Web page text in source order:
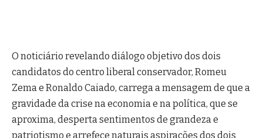
O noticiário revelando diálogo objetivo dos dois
candidatos do centro liberal conservador, Romeu
Zema e Ronaldo Caiado, carrega a mensagem de que a
gravidade da crise na economia e na política, que se
aproxima, desperta sentimentos de grandeza e
patriotismo e arrefece naturais aspirações dos dois